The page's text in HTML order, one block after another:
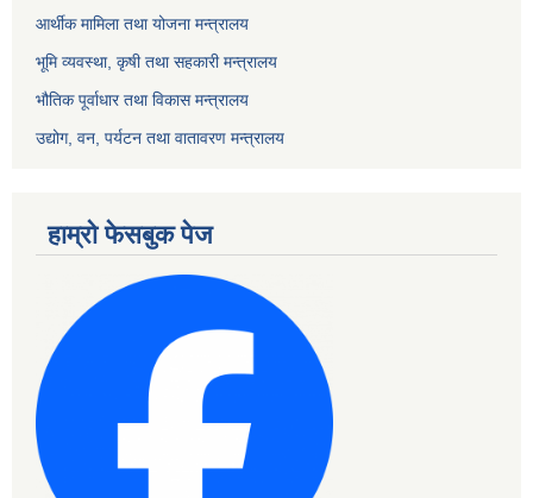
आर्थीक मामिला तथा योजना मन्त्रालय
भूमि व्यवस्था, कृषी तथा सहकारी मन्त्रालय
भौतिक पूर्वाधार तथा विकास मन्त्रालय
उद्योग, वन, पर्यटन तथा वातावरण मन्त्रालय
हाम्रो फेसबुक पेज